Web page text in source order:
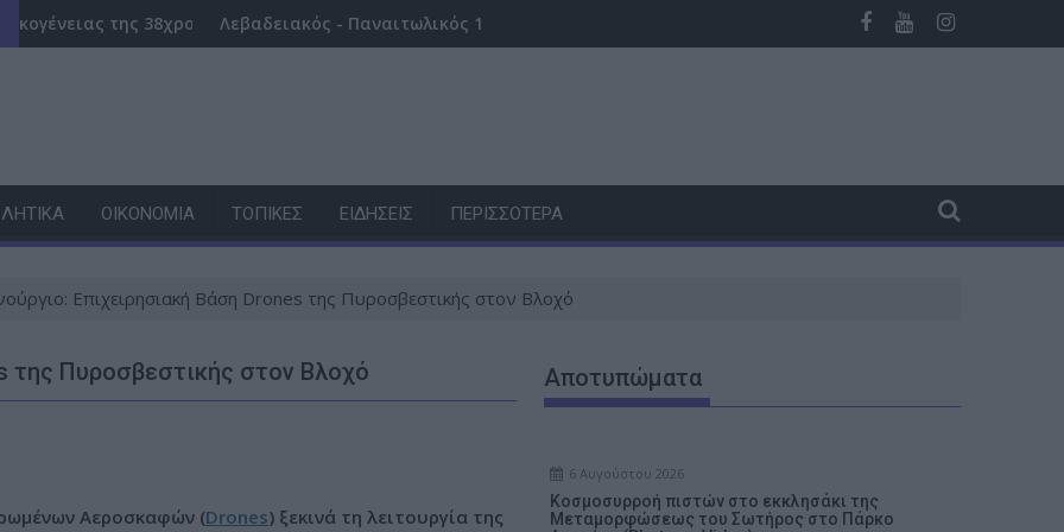
τα παιδιά φώναζαν για βοήθεια
38χρονης Λίζα που βρέθηκε νεκρή – «Αφιέρωσε τη ζωή της στο να βοηθά ανθρώπους που είχαν ανάγκη»
Λεβαδειακός - Παναιτωλικός 1-0: Φιλική νίκη των Βοιωτών στο φινάλεΤρεις πυρκαγιές μέσα σε μία ημέρα στην ευρύτερη
ΟΙΚΟΝΟΜΊΑ ΤΟΠΙΚΈΣ ΕΙΔΉΣΕΙΣ ΠΕΡΙΣΣΌΤΕΡΑ
Επιχειρησιακή Βάση Drones της Πυροσβεστικής στον Βλοχό
της Πυροσβεστικής στον Βλοχό
Αεροσκαφών (Drones) ξεκινά τη λειτουργία της
Αποτυπώματα
6 Αυγούστου 2026
Κοσμοσυρροή πιστών στο εκκλησάκι της
Μεταμορφώσεως του Σωτήρος στο Πάρκο